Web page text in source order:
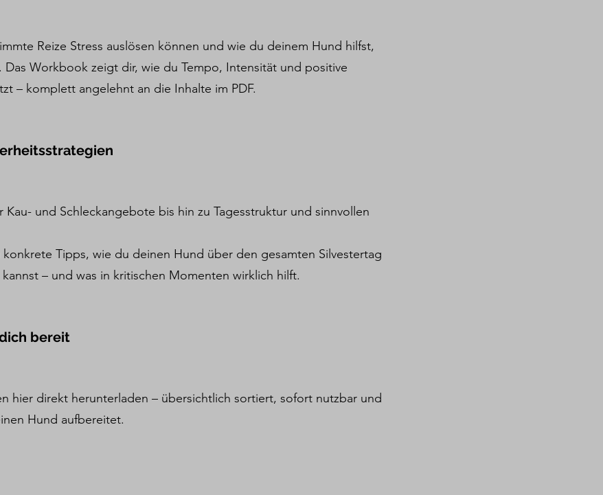
Reize Stress auslösen können und wie du deinem Hund hilfst,
Das Workbook zeigt dir, wie du Tempo, Intensität und positive
– komplett angelehnt an die Inhalte im PDF.
Kau- und Schleckangebote bis hin zu Tagesstruktur und sinnvollen
Tipps, wie du deinen Hund über den gesamten Silvestertag
– und was in kritischen Momenten wirklich hilft.
bereit
hier direkt herunterladen – übersichtlich sortiert, sofort nutzbar und
Hund aufbereitet.